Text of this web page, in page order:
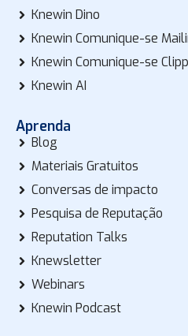
Knewin Dino
Knewin Comunique-se
Knewin Comunique-se
Knewin AI
Aprenda
Blog
Materiais Gratuitos
Conversas de impacto
Pesquisa de Reputação
Reputation Talks
Knewsletter
Webinars
Knewin Podcast